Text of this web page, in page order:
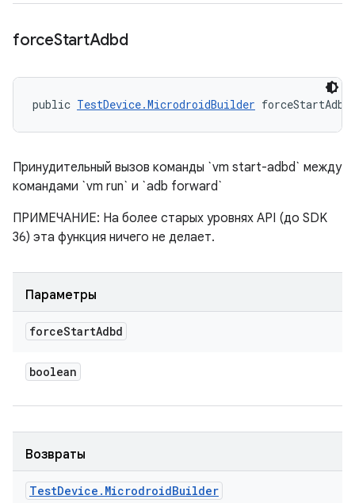
forceStartAdbd
public TestDevice.MicrodroidBuilder
Принудительный вызов команды `vm start-adbd` между
командами `vm run` и `adb forward`
ПРИМЕЧАНИЕ: На более старых уровнях API (до SDK
36) эта функция ничего не делает.
Параметры
forceStartAdbd
boolean
Возвраты
TestDevice . MicrodroidBuilder